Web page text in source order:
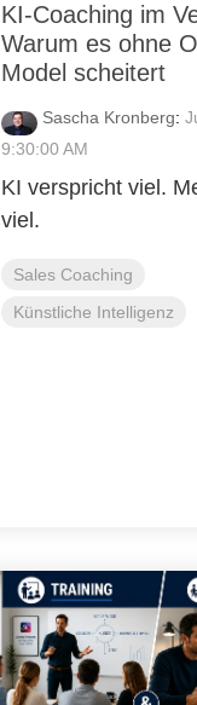
KI-Coaching im
Warum es ohne
Model scheitert
Sascha Kronberg:
9:30:00 AM
KI verspricht viel.
viel.
Sales Coaching
Künstliche Intelligenz